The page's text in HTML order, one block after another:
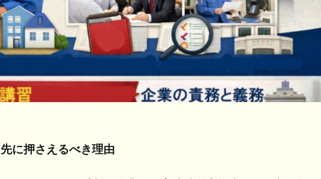
に押さえるべき理由